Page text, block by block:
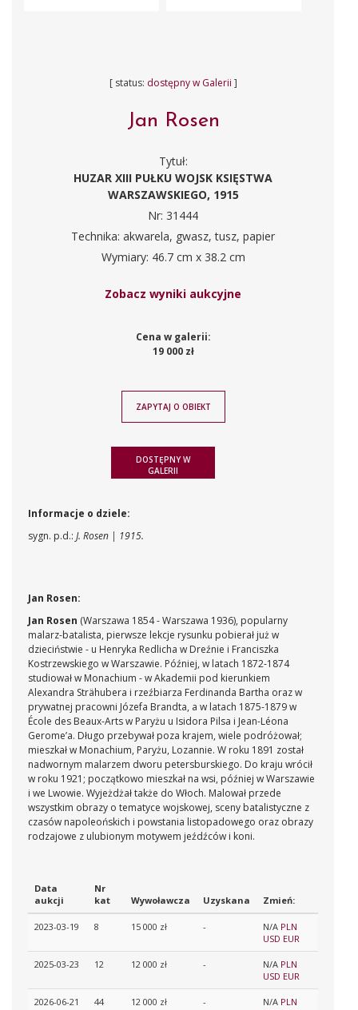
[ status: dostępny w Galerii ]
Jan Rosen
Tytuł:
HUZAR XIII PUŁKU WOJSK KSIĘSTWA
WARSZAWSKIEGO, 1915
Nr: 31444
Technika: akwarela, gwasz, tusz, papier
Wymiary: 46.7 cm x 38.2 cm
Zobacz wyniki aukcyjne
Cena w galerii:
19 000 zł
ZAPYTAJ O OBIEKT
DOSTĘPNY W
GALERII
Informacje o dziele:
sygn. p.d.: J. Rosen | 1915.
Jan Rosen:
Jan Rosen (Warszawa 1854 - Warszawa 1936), popularny
malarz-batalista, pierwsze lekcje rysunku pobierał już w
dzieciństwie - u Henryka Redlicha w Dreźnie i Franciszka
Kostrzewskiego w Warszawie. Później, w latach 1872-1874
studiował w Monachium - w Akademii pod kierunkiem
Alexandra Strähubera i rzeźbiarza Ferdinanda Bartha oraz w
prywatnej pracowni Józefa Brandta, a w latach 1875-1879 w
École des Beaux-Arts w Paryżu u Isidora Pilsa i Jean-Léona
Gerome’a. Długo przebywał poza krajem, wiele podróżował;
mieszkał w Monachium, Paryżu, Lozannie. W roku 1891 został
nadwornym malarzem dworu petersburskiego. Do kraju wrócił
w roku 1921; początkowo mieszkał na wsi, później w Warszawie
i we Lwowie. Wyjeżdżał także do Włoch. Malował przede
wszystkim obrazy o tematyce wojskowej, sceny batalistyczne z
czasów napoleońskich i powstania listopadowego oraz obrazy
rodzajowe z ulubionym motywem jeźdźców i koni.
Data
aukcji
Nr
kat
Wywoławcza Uzyskana Zmień:
2023-03-19 8 15 000 zł - N/A PLN
USD EUR
2025-03-23 12 12 000 zł - N/A PLN
USD EUR
2026-06-21 44 12 000 zł - N/A PLN